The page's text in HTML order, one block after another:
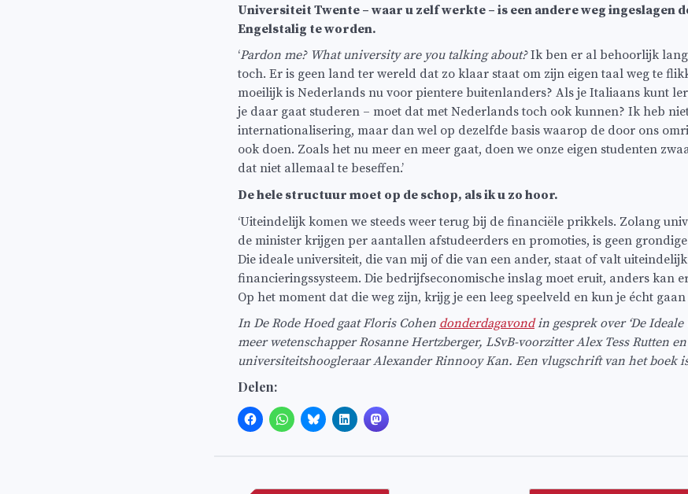
Universiteit Twente – waar u zelf werkte – is een andere weg ingeslagen
Engelstalig te worden.
‘Pardon me? What university are you talking about?Ik ben er al behoorlijk lang
toch. Er is geen land ter wereld dat zo klaar staat om zijn eigen taal weg te
moeilijk is Nederlands nu voor pientere buitenlanders? Als je Italiaans kunt
je daar gaat studeren – moet dat met Nederlands toch ook kunnen? Ik heb
internationalisering, maar dan wel op dezelfde basis waarop de door ons
ook doen. Zoals het nu meer en meer gaat, doen we onze eigen studenten
dat niet allemaal te beseffen.’
De hele structuur moet op de schop, als ik u zo hoor.
‘Uiteindelijk komen we steeds weer terug bij de financiële prikkels. Zolang
de minister krijgen per aantallen afstudeerders en promoties, is geen
Die ideale universiteit, die van mij of die van een ander, staat of valt
financieringssysteem. Die bedrijfseconomische inslag moet eruit, anders kan
Op het moment dat die weg zijn, krijg je een leeg speelveld en kun je écht gaan
In De Rode Hoed gaat Floris Cohen donderdagavondin gesprek over ‘De
meer wetenschapper Rosanne Hertzberger, LSvB-voorzitter Alex Tess Rutten en
universiteitshoogleraar Alexander Rinnooy Kan. Een vlugschrift van het boek
Delen: